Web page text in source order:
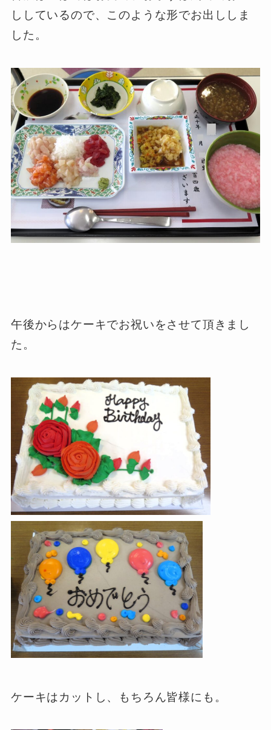
ししているので、このような形でお出ししま
した。
午後からはケーキでお祝いをさせて頂きまし
た。
ケーキはカットし、もちろん皆様にも。